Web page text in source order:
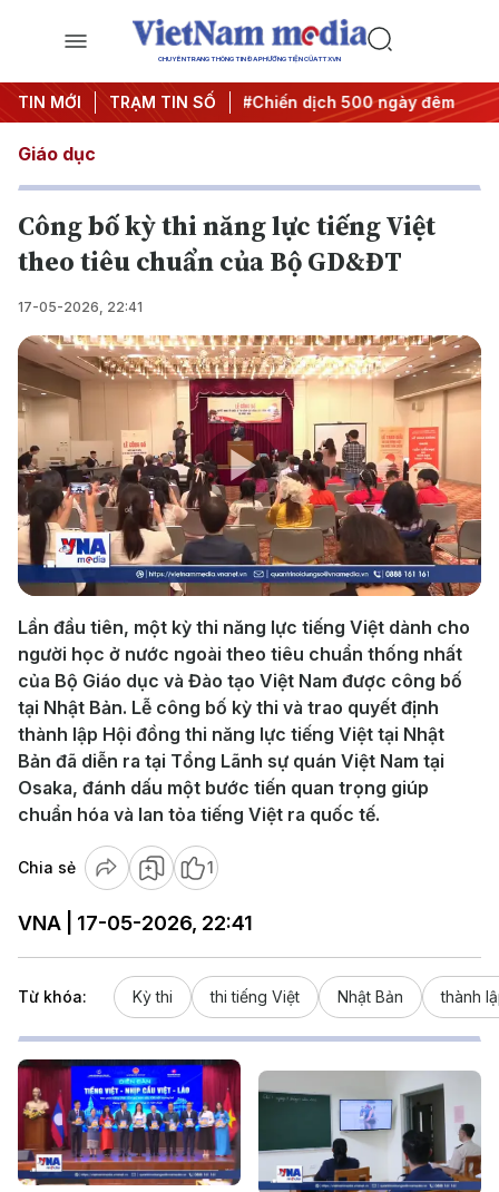
CHUYÊN TRANG THÔNG TIN ĐA PHƯƠNG TIỆN CỦA TTXVN
TIN MỚI TRẠM TIN SỐ
thành hành động #Chiến dịch 500 ngày đêm
Giáo dục
Công bố kỳ thi năng lực tiếng Việt
theo tiêu chuẩn của Bộ GD&ĐT
17-05-2026, 22:41
Play
Video
Lần đầu tiên, một kỳ thi năng lực tiếng Việt dành cho
người học ở nước ngoài theo tiêu chuẩn thống nhất
của Bộ Giáo dục và Đào tạo Việt Nam được công bố
tại Nhật Bản. Lễ công bố kỳ thi và trao quyết định
thành lập Hội đồng thi năng lực tiếng Việt tại Nhật
Bản đã diễn ra tại Tổng Lãnh sự quán Việt Nam tại
Osaka, đánh dấu một bước tiến quan trọng giúp
chuẩn hóa và lan tỏa tiếng Việt ra quốc tế.
Chia sẻ 1
VNA | 17-05-2026, 22:41
Từ khóa: Kỳ thi thi tiếng Việt Nhật Bản thành